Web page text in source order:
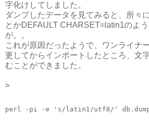
字化けしてしました。
ダンプしたデータを見てみると、所々
とかDEFAULT CHARSET=latin1のよ
が。。
これが原因だったようで、ワンライナ
更してからインポートしたところ、文
むことができました。
>
perl -pi -e 's/latin1/utf8/'